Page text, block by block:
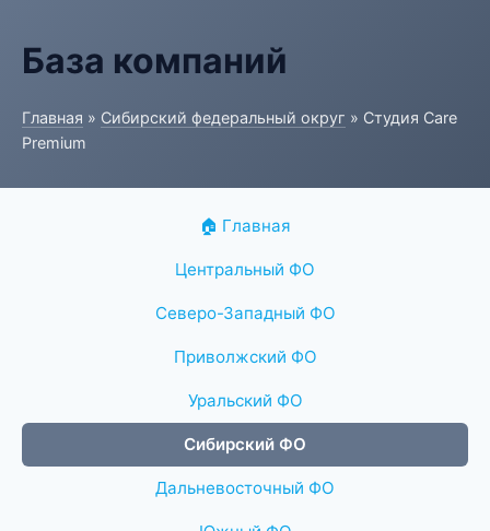
База компаний
Главная » Сибирский федеральный округ » Студия Care
Premium
🏠 Главная
Центральный ФО
Северо-Западный ФО
Приволжский ФО
Уральский ФО
Сибирский ФО
Дальневосточный ФО